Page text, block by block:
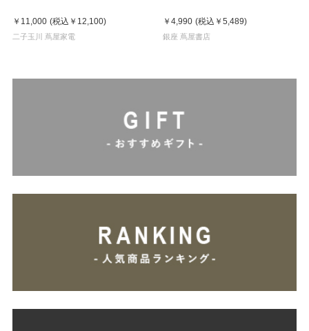
￥11,000 (税込 ￥12,100)
二子玉川 蔦屋家電
￥4,990 (税込 ￥5,489)
銀座 蔦屋書店